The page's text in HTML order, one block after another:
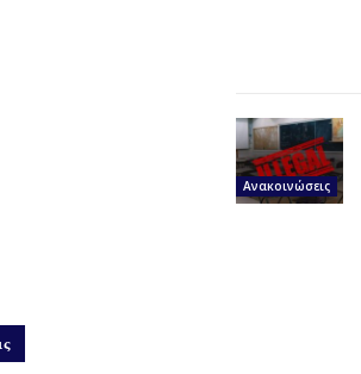
Ανακοινώσεις